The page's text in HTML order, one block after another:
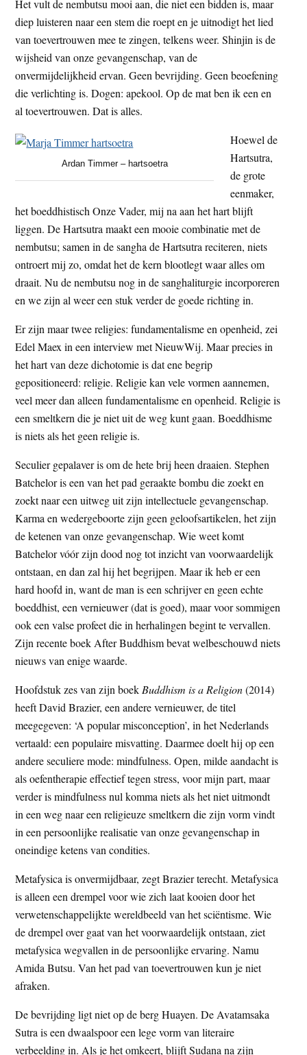
Het vult de nembutsu mooi aan, die niet een bidden is, maar
diep luisteren naar een stem die roept en je uitnodigt het lied
van toevertrouwen mee te zingen, telkens weer. Shinjin is de
wijsheid van onze gevangenschap, van de
onvermijdelijkheid ervan. Geen bevrijding. Geen beoefening
die verlichting is. Dogen: apekool. Op de mat ben ik een en
al toevertrouwen. Dat is alles.
Ardan Timmer – hartsoetra
Hoewel de
Hartsutra,
de grote
eenmaker,
het boeddhistisch Onze Vader, mij na aan het hart blijft
liggen. De Hartsutra maakt een mooie combinatie met de
nembutsu; samen in de sangha de Hartsutra reciteren, niets
ontroert mij zo, omdat het de kern blootlegt waar alles om
draait. Nu de nembutsu nog in de sanghaliturgie incorporeren
en we zijn al weer een stuk verder de goede richting in.
Er zijn maar twee religies: fundamentalisme en openheid, zei
Edel Maex in een interview met NieuwWij. Maar precies in
het hart van deze dichotomie is dat ene begrip
gepositioneerd: religie. Religie kan vele vormen aannemen,
veel meer dan alleen fundamentalisme en openheid. Religie is
een smeltkern die je niet uit de weg kunt gaan. Boeddhisme
is niets als het geen religie is.
Seculier gepalaver is om de hete brij heen draaien. Stephen
Batchelor is een van het pad geraakte bombu die zoekt en
zoekt naar een uitweg uit zijn intellectuele gevangenschap.
Karma en wedergeboorte zijn geen geloofsartikelen, het zijn
de ketenen van onze gevangenschap. Wie weet komt
Batchelor vóór zijn dood nog tot inzicht van voorwaardelijk
ontstaan, en dan zal hij het begrijpen. Maar ik heb er een
hard hoofd in, want de man is een schrijver en geen echte
boeddhist, een vernieuwer (dat is goed), maar voor sommigen
ook een valse profeet die in herhalingen begint te vervallen.
Zijn recente boek After Buddhism bevat welbeschouwd niets
nieuws van enige waarde.
Hoofdstuk zes van zijn boek Buddhism is a Religion(2014)
heeft David Brazier, een andere vernieuwer, de titel
meegegeven: ‘A popular misconception’, in het Nederlands
vertaald: een populaire misvatting. Daarmee doelt hij op een
andere seculiere mode: mindfulness. Open, milde aandacht is
als oefentherapie effectief tegen stress, voor mijn part, maar
verder is mindfulness nul komma niets als het niet uitmondt
in een weg naar een religieuze smeltkern die zijn vorm vindt
in een persoonlijke realisatie van onze gevangenschap in
oneindige ketens van condities.
Metafysica is onvermijdbaar, zegt Brazier terecht. Metafysica
is alleen een drempel voor wie zich laat kooien door het
verwetenschappelijkte wereldbeeld van het sciëntisme. Wie
de drempel over gaat van het voorwaardelijk ontstaan, ziet
metafysica wegvallen in de persoonlijke ervaring. Namu
Amida Butsu. Van het pad van toevertrouwen kun je niet
afraken.
De bevrijding ligt niet op de berg Huayen. De Avatamsaka
Sutra is een dwaalspoor een lege vorm van literaire
verbeelding in. Als je het omkeert, blijft Sudana na zijn